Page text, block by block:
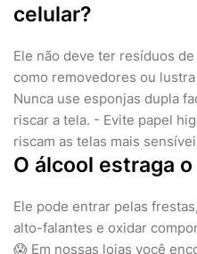
celular?
Ele não deve ter resíduos
como removedores ou
Nunca use esponjas dupla
riscar a tela. - Evite papel
riscam as telas mais
O álcool estraga
Ele pode entrar pelas
alto-falantes e oxidar
😱 Em nossas lojas você